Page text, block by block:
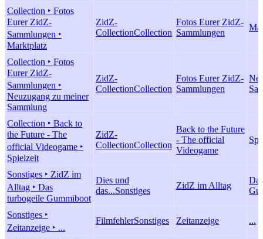
Collection ‣ Fotos
Eurer ZidZ-
Sammlungen ‣
Marktplatz
ZidZ-
CollectionCollection
Fotos Eurer ZidZ-
Sammlungen
Collection ‣ Fotos
Eurer ZidZ-
Sammlungen ‣
Neuzugang zu meiner
Sammlung
ZidZ-
CollectionCollection
Fotos Eurer ZidZ-
Sammlungen
Collection ‣ Back to
the Future - The
official Videogame ‣
Spielzeit
ZidZ-
CollectionCollection
Back to the Future
- The official
Videogame
Sonstiges ‣ ZidZ im
Alltag ‣ Das
turbogeile Gummiboot
Dies und
das...Sonstiges
ZidZ im Alltag
Sonstiges ‣
Zeitanzeige ‣ ...
FilmfehlerSonstiges Zeitanzeige ...